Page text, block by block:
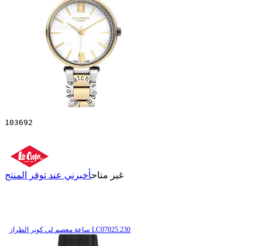
103692
غير متاحأخبرني عند توفر المنتج
ساعة معصم لي كوبر الطراز LC07025.230